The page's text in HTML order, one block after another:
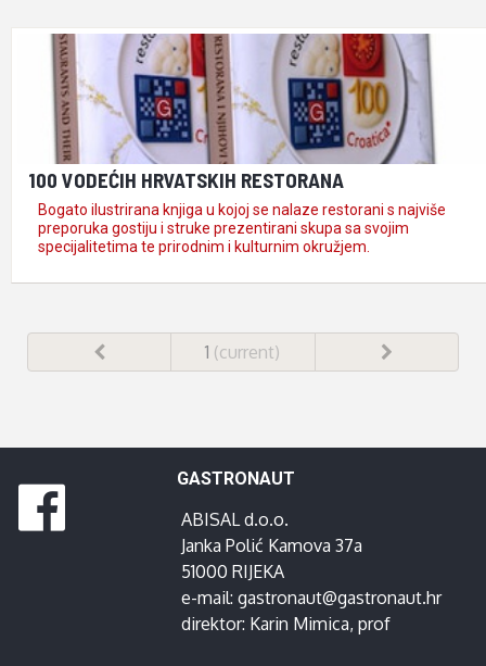
100 VODEĆIH HRVATSKIH RESTORANA
Bogato ilustrirana knjiga u kojoj se nalaze restorani s najviše
preporuka gostiju i struke prezentirani skupa sa svojim
specijalitetima te prirodnim i kulturnim okružjem.
1 (current)
GASTRONAUT
ABISAL d.o.o.
Janka Polić Kamova 37a
51000 RIJEKA
e-mail: gastronaut@gastronaut.hr
direktor: Karin Mimica, prof